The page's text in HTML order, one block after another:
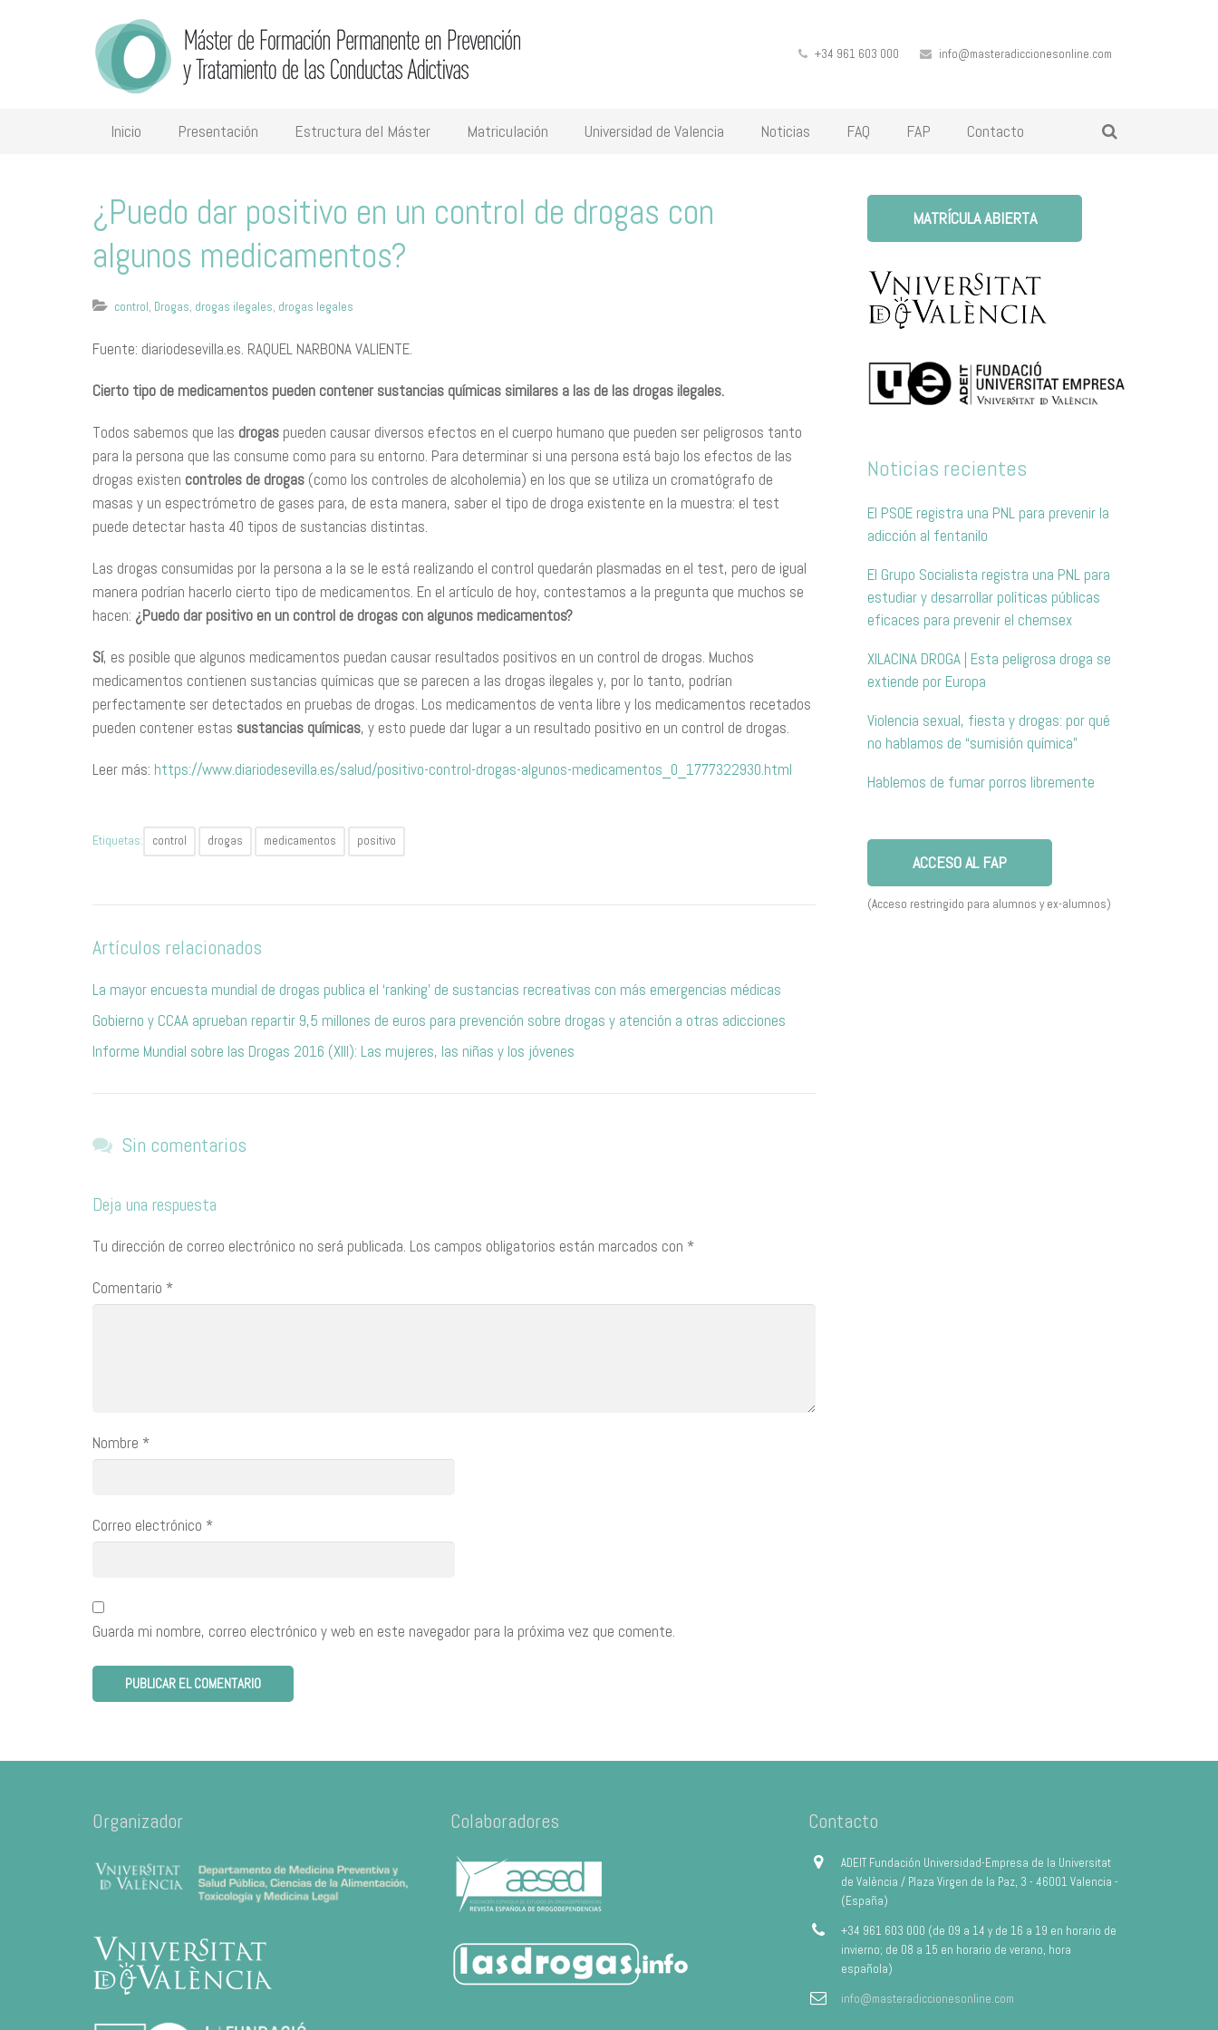
+34 961 603 000 info@masteradiccionesonline.com
Inicio Presentación Estructura del Máster Matriculación Universidad de Valencia Noticias FAQ FAP Contacto
¿Puedo dar positivo en un control de drogas con
algunos medicamentos?
control, Drogas, drogas ilegales, drogas legales
Fuente: diariodesevilla.es. RAQUEL NARBONA VALIENTE.
Cierto tipo de medicamentos pueden contener sustancias químicas similares a las de las drogas ilegales.
Todos sabemos que las drogas pueden causar diversos efectos en el cuerpo humano que pueden ser peligrosos tanto
para la persona que las consume como para su entorno. Para determinar si una persona está bajo los efectos de las
drogas existen controles de drogas (como los controles de alcoholemia) en los que se utiliza un cromatógrafo de
masas y un espectrómetro de gases para, de esta manera, saber el tipo de droga existente en la muestra: el test
puede detectar hasta 40 tipos de sustancias distintas.
Las drogas consumidas por la persona a la se le está realizando el control quedarán plasmadas en el test, pero de igual
manera podrían hacerlo cierto tipo de medicamentos. En el artículo de hoy, contestamos a la pregunta que muchos se
hacen: ¿Puedo dar positivo en un control de drogas con algunos medicamentos?
Sí, es posible que algunos medicamentos puedan causar resultados positivos en un control de drogas. Muchos
medicamentos contienen sustancias químicas que se parecen a las drogas ilegales y, por lo tanto, podrían
perfectamente ser detectados en pruebas de drogas. Los medicamentos de venta libre y los medicamentos recetados
pueden contener estas sustancias químicas, y esto puede dar lugar a un resultado positivo en un control de drogas.
Leer más: https://www.diariodesevilla.es/salud/positivo-control-drogas-algunos-medicamentos_0_1777322930.html
Etiquetas: control drogas medicamentos positivo
Artículos relacionados
La mayor encuesta mundial de drogas publica el ‘ranking’ de sustancias recreativas con más emergencias médicas
Gobierno y CCAA aprueban repartir 9,5 millones de euros para prevención sobre drogas y atención a otras adicciones
Informe Mundial sobre las Drogas 2016 (XIII): Las mujeres, las niñas y los jóvenes
Sin comentarios
Deja una respuesta
Tu dirección de correo electrónico no será publicada. Los campos obligatorios están marcados con *
Comentario *
Nombre *
Correo electrónico *
Guarda mi nombre, correo electrónico y web en este navegador para la próxima vez que comente.
MATRÍCULA ABIERTA
Noticias recientes
El PSOE registra una PNL para prevenir la
adicción al fentanilo
El Grupo Socialista registra una PNL para
estudiar y desarrollar políticas públicas
eficaces para prevenir el chemsex
XILACINA DROGA | Esta peligrosa droga se
extiende por Europa
Violencia sexual, fiesta y drogas: por qué
no hablamos de “sumisión química”
Hablemos de fumar porros libremente
ACCESO AL FAP
(Acceso restringido para alumnos y ex-alumnos)
Organizador Colaboradores Contacto
ADEIT Fundación Universidad-Empresa de la Universitat
de València / Plaza Virgen de la Paz, 3 - 46001 Valencia -
(España)
+34 961 603 000 (de 09 a 14 y de 16 a 19 en horario de
invierno; de 08 a 15 en horario de verano, hora
española)
info@masteradiccionesonline.com